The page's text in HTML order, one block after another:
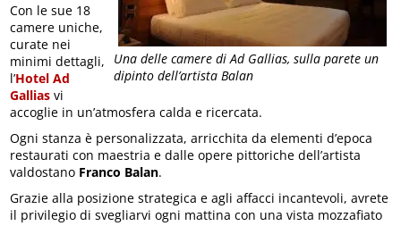
Una delle camere di Ad Gallias, sulla parete un
dipinto dell’artista Balan
Con le sue 18
camere uniche,
curate nei
minimi dettagli,
l’Hotel Ad
Gallias vi
accoglie in un’atmosfera calda e ricercata.
Ogni stanza è personalizzata, arricchita da elementi d’epoca
restaurati con maestria e dalle opere pittoriche dell’artista
valdostano Franco Balan.
Grazie alla posizione strategica e agli affacci incantevoli, avrete
il privilegio di svegliarvi ogni mattina con una vista mozzafiato